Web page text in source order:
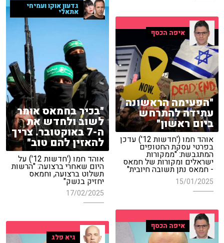
גדעון אוקו ועמיחי
אתאלי
"בכיר בחמאס אומר
לשוב ולחדש את
ה-7 באוקטובר. צריך
להאזין להם טוב"
אוהד חמו ('חדשות 12') על
היום שאחרי ברצועה: "הרשות
תשלוט ברצועה, וחמאס
יחזיק בנשק"
17/02/2025
איפה הכסף
"הפעימה הראשונה
עתידה להתרחש
ביום ראשון"
אוהד חמו ('חדשות 12') עדכן
בפרטי עסקת החטופים
המתגבשת: "ממקורות
ישראלים ומקורות של חמאס
- חמאס נתן תשובה חיובית"
15/01/2025
איפה הכסף
גיא פלג